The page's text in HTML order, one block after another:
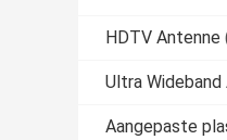
HDTV Antenne
Ultra Wideband
Aangepaste